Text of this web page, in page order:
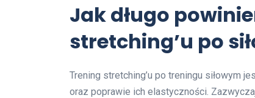
Jak długo
stretching’u po
Trening stretching’u po treningu siłowym
oraz poprawie ich elastyczności.